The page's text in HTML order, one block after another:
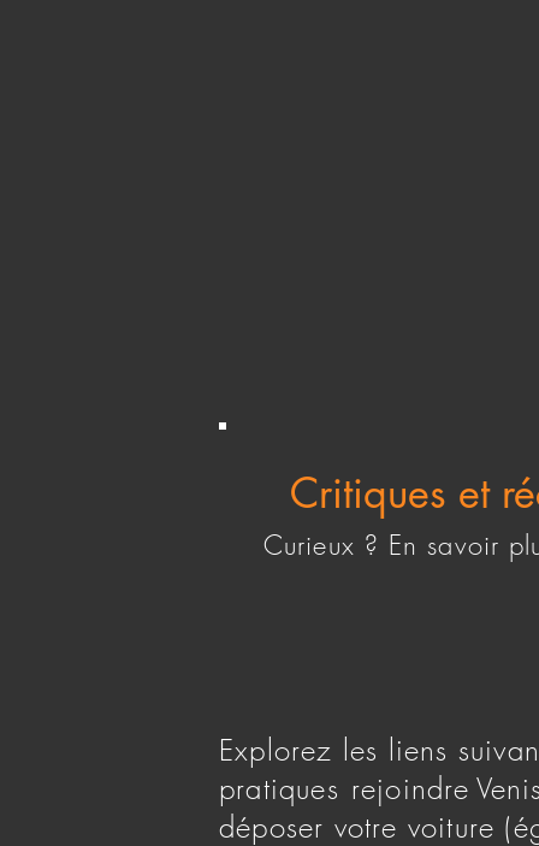
Critiques et
Curieux ? En savoir
Explorez les liens
pratiques rejoindre
déposer votre voiture